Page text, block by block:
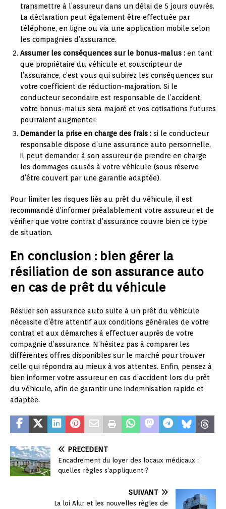
transmettre à l’assureur dans un délai de 5 jours ouvrés.
La déclaration peut également être effectuée par
téléphone, en ligne ou via une application mobile selon
les compagnies d’assurance.
Assumer les conséquences sur le bonus-malus : en tant
que propriétaire du véhicule et souscripteur de
l’assurance, c’est vous qui subirez les conséquences sur
votre coefficient de réduction-majoration. Si le
conducteur secondaire est responsable de l’accident,
votre bonus-malus sera majoré et vos cotisations futures
pourraient augmenter.
Demander la prise en charge des frais : si le conducteur
responsable dispose d’une assurance auto personnelle,
il peut demander à son assureur de prendre en charge
les dommages causés à votre véhicule (sous réserve
d’être couvert par une garantie adaptée).
Pour limiter les risques liés au prêt du véhicule, il est
recommandé d’informer préalablement votre assureur et de
vérifier que votre contrat d’assurance couvre bien ce type
de situation.
En conclusion : bien gérer la
résiliation de son assurance auto
en cas de prêt du véhicule
Résilier son assurance auto suite à un prêt du véhicule
nécessite d’être attentif aux conditions générales de votre
contrat et aux démarches à effectuer auprès de votre
compagnie d’assurance. N’hésitez pas à comparer les
différentes offres disponibles sur le marché pour trouver
celle qui répondra au mieux à vos attentes. Enfin, pensez à
bien informer votre assureur en cas d’accident lors du prêt
du véhicule, afin de garantir une indemnisation rapide et
adaptée.
PRÉCÉDENT
Encadrement du loyer des locaux médicaux :
quelles règles s’appliquent ?
SUIVANT
La loi Alur et les nouvelles règles de